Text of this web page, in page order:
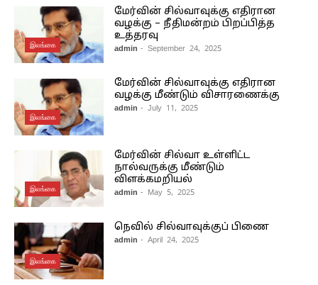
இலங்கை
மேர்வின் சில்வாவுக்கு எதிரான
வழக்கு – நீதிமன்றம் பிறப்பித்த
உத்தரவு
admin - September 24, 2025
இலங்கை
மேர்வின் சில்வாவுக்கு எதிரான
வழக்கு மீண்டும் விசாரணைக்கு
admin - July 11, 2025
இலங்கை
மேர்வின் சில்வா உள்ளிட்ட
நால்வருக்கு மீண்டும்
விளக்கமறியல்
admin - May 5, 2025
இலங்கை
நெவில் சில்வாவுக்குப் பிணை
admin - April 24, 2025